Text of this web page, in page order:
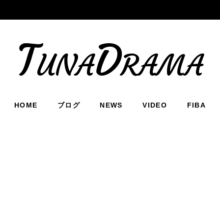
TunaDrama
HOME ブログ NEWS VIDEO FIBA